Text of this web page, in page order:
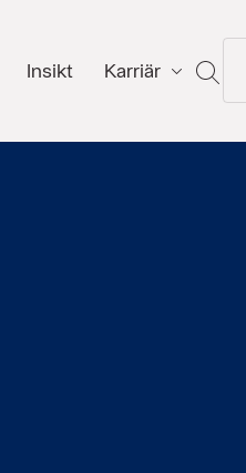
Insikt Karriär